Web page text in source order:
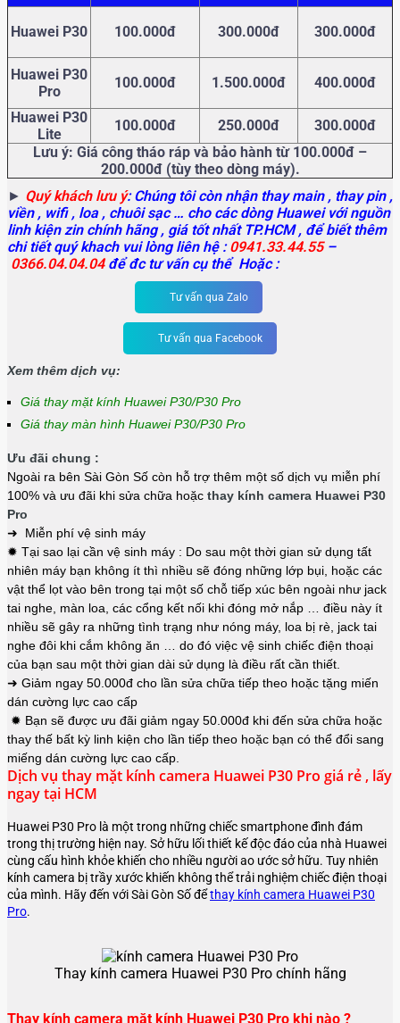
Huawei P30 100.000đ 300.000đ 300.000đ
Huawei P30
Pro
100.000đ 1.500.000đ 400.000đ
Huawei P30
Lite
100.000đ 250.000đ
300.000đ
Lưu ý: Giá công tháo ráp và bảo hành từ 100.000đ –
200.000đ (tùy theo dòng máy).
► Quý khách lưu ý: Chúng tôi còn nhận thay main, thay pin ,
viền , wifi , loa , chuôi sạc … cho các dòng Huawei với nguồn
linh kiện zin chính hãng , giá tốt nhất TP.HCM , để biết thêm
chi tiết quý khach vui lòng liên hệ :0941.33.44.55–
0366.04.04.04để đc tư vấn cụ thể Hoặc :
Tư vấn qua Zalo
Tư vấn qua Facebook
Xem thêm dịch vụ:
Giá thay mặt kính Huawei P30/P30 Pro
Giá thay màn hình Huawei P30/P30 Pro
Ưu đãi chung :
Ngoài ra bên Sài Gòn Số còn hỗ trợ thêm một số dịch vụ miễn phí
100% và ưu đãi khi sửa chữa hoặc thay kính camera Huawei P30
Pro
➜ Miễn phí vệ sinh máy
✹ Tại sao lại cần vệ sinh máy : Do sau một thời gian sử dụng tất
nhiên máy bạn không ít thì nhiều sẽ đóng những lớp bụi, hoặc các
vật thể lọt vào bên trong tại một số chỗ tiếp xúc bên ngoài như jack
tai nghe, màn loa, các cổng kết nối khi đóng mở nắp … điều này ít
nhiều sẽ gây ra những tình trạng như nóng máy, loa bị rè, jack tai
nghe đôi khi cắm không ăn … do đó việc vệ sinh chiếc điện thoại
của bạn sau một thời gian dài sử dụng là điều rất cần thiết.
➜ Giảm ngay 50.000đ cho lần sửa chữa tiếp theo hoặc tặng miến
dán cường lực cao cấp
✹ Bạn sẽ được ưu đãi giảm ngay 50.000đ khi đến sửa chữa hoặc
thay thế bất kỳ linh kiện cho lần tiếp theo hoặc bạn có thể đổi sang
miếng dán cường lực cao cấp.
Dịch vụ thay mặt kính camera Huawei P30 Pro giá rẻ , lấy
ngay tại HCM
Huawei P30 Pro là một trong những chiếc smartphone đình đám
trong thị trường hiện nay. Sở hữu lối thiết kế độc đáo của nhà Huawei
cùng cấu hình khỏe khiến cho nhiều người ao ước sở hữu. Tuy nhiên
kính camera bị trầy xước khiến không thể trải nghiệm chiếc điện thoại
của mình. Hãy đến với Sài Gòn Số đểthay kính camera Huawei P30
Pro.
Thay kính camera Huawei P30 Pro chính hãng
Thay kính camera mặt kính Huawei P30 Pro khi nào ?